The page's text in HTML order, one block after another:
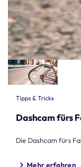
Tipps & Tricks
Dashcam fürs
Die Dashcam fürs
Mehr erfahren